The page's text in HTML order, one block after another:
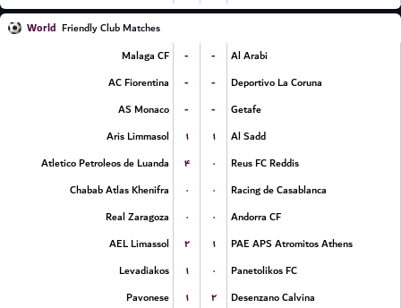
World Friendly Club Matches
Malaga CF
- -
Al Arabi
AC Fiorentina
- -
Deportivo La Coruna
AS Monaco
- -
Getafe
Aris Limmasol
۱ ۱
Al Sadd
Atletico Petroleos de Luanda
۴ ۰
Reus FC Reddis
Chabab Atlas Khenifra
۰ ۰
Racing de Casablanca
Real Zaragoza
۰ ۰
Andorra CF
AEL Limassol
۲ ۱
PAE APS Atromitos Athens
Levadiakos
۱ ۰
Panetolikos FC
Pavonese
۱ ۲
Desenzano Calvina